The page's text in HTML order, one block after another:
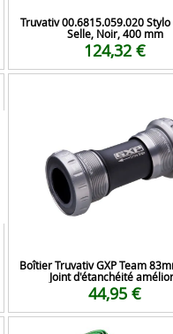
Truvativ 00.6815.059.020
Selle, Noir, 400 mm
124,32 €
Boîtier Truvativ GXP Team
Joint d'étanchéité
44,95 €